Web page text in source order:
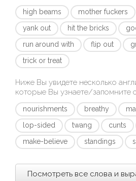
high beams mother fuckers
yank out
hit the bricks
run around with
flip out
trick or treat
Ниже Вы увидете несколько
которые Вы узнаете/запомните с
nourishments breathy
lop-sided
twang cunts
make-believe
standings
Посмотреть все слова и